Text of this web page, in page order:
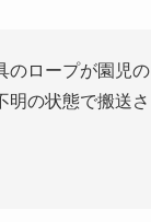
のロープが園児の
明の状態で搬送さ